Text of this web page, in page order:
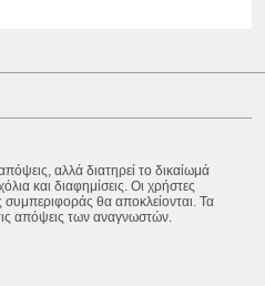
αλλά διατηρεί το δικαίωμά
και διαφημίσεις. Οι χρήστες
θα αποκλείονται. Τα
απόψεις των αναγνωστών.